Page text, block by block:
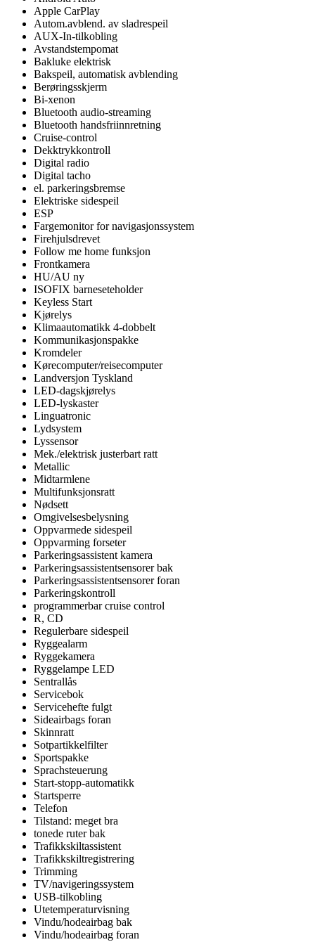
Apple CarPlay
Autom.avblend. av sladrespeil
AUX-In-tilkobling
Avstandstempomat
Bakluke elektrisk
Bakspeil, automatisk avblending
Berøringsskjerm
Bi-xenon
Bluetooth audio-streaming
Bluetooth handsfriinnretning
Cruise-control
Dekktrykkontroll
Digital radio
Digital tacho
el. parkeringsbremse
Elektriske sidespeil
ESP
Fargemonitor for navigasjonssystem
Firehjulsdrevet
Follow me home funksjon
Frontkamera
HU/AU ny
ISOFIX barneseteholder
Keyless Start
Kjørelys
Klimaautomatikk 4-dobbelt
Kommunikasjonspakke
Kromdeler
Kørecomputer/reisecomputer
Landversjon Tyskland
LED-dagskjørelys
LED-lyskaster
Linguatronic
Lydsystem
Lyssensor
Mek./elektrisk justerbart ratt
Metallic
Midtarmlene
Multifunksjonsratt
Nødsett
Omgivelsesbelysning
Oppvarmede sidespeil
Oppvarming forseter
Parkeringsassistent kamera
Parkeringsassistentsensorer bak
Parkeringsassistentsensorer foran
Parkeringskontroll
programmerbar cruise control
R, CD
Regulerbare sidespeil
Ryggealarm
Ryggekamera
Ryggelampe LED
Sentrallås
Servicebok
Servicehefte fulgt
Sideairbags foran
Skinnratt
Sotpartikkelfilter
Sportspakke
Sprachsteuerung
Start-stopp-automatikk
Startsperre
Telefon
Tilstand: meget bra
tonede ruter bak
Trafikkskiltassistent
Trafikkskiltregistrering
Trimming
TV/navigeringssystem
USB-tilkobling
Utetemperaturvisning
Vindu/hodeairbag bak
Vindu/hodeairbag foran